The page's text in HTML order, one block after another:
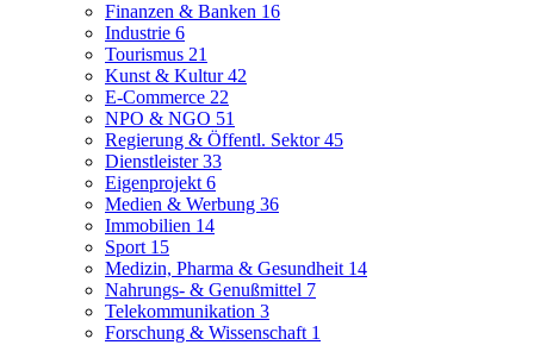
Finanzen & Banken 16
Industrie 6
Tourismus 21
Kunst & Kultur42
E-Commerce 22
NPO & NGO 51
Regierung & Öffentl. Sektor45
Dienstleister33
Eigenprojekt 6
Medien & Werbung 36
Immobilien 14
Sport 15
Medizin, Pharma & Gesundheit 14
Nahrungs- & Genußmittel 7
Telekommunikation 3
Forschung & Wissenschaft 1